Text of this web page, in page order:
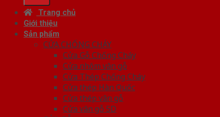
Trang chủ
Giới thiệu
Sản phẩm
CỬA CHỐNG CHÁY
Cửa Gỗ Chống Cháy
Cửa nhôm vân gỗ
Cửa Thép Chống Cháy
Cửa thép Hàn Quốc
Cửa thép vân gỗ
Cửa vân gỗ 5D